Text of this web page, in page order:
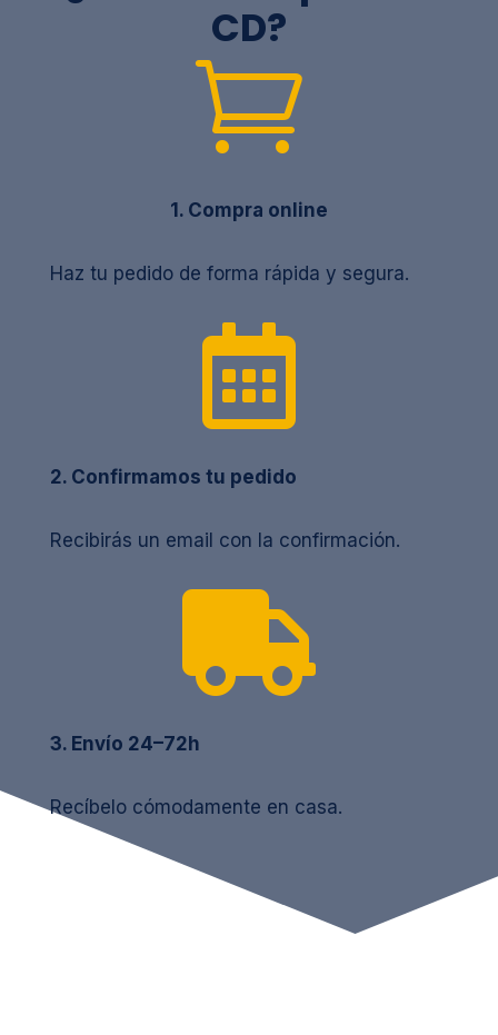
CD?

1. Compra online
Haz tu pedido de forma rápida y segura.

2. Confirmamos tu pedido
Recibirás un email con la confirmación.

3. Envío 24–72h
Recíbelo cómodamente en casa.